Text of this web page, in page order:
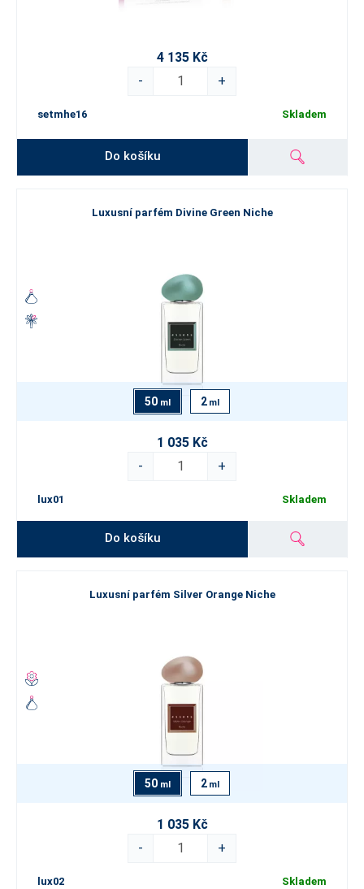
4 135 Kč
-
+
setmhe16 Skladem
Do košíku
Luxusní parfém Divine Green Niche
50 ml 2 ml
1 035 Kč
-
+
lux01 Skladem
Do košíku
Luxusní parfém Silver Orange Niche
50 ml 2 ml
1 035 Kč
-
+
lux02 Skladem